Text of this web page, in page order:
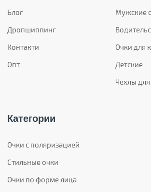
Блог
Дропшиппинг
Контакти
Опт
Мужские
Очки для
Детские
Чехлы
Категории
Очки с поляризацией
Стильные очки
Очки по форме лица